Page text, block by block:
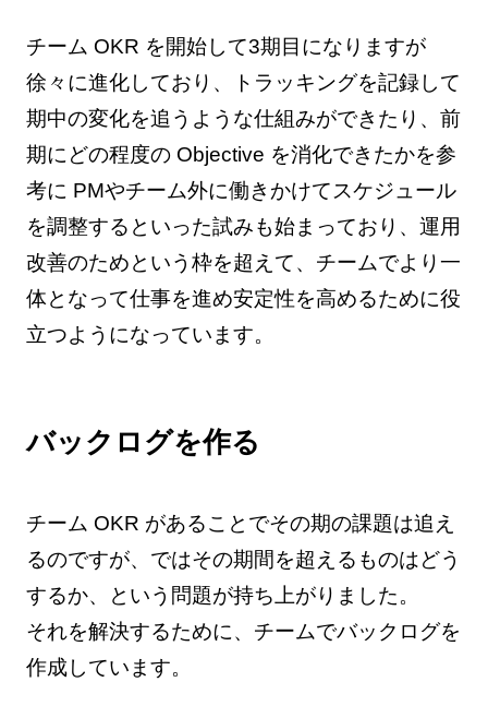
チーム OKR を開始して3期目になりますが
徐々に進化しており、トラッキングを記録して
期中の変化を追うような仕組みができたり、前
期にどの程度の Objective を消化できたかを参
考に PMやチーム外に働きかけてスケジュール
を調整するといった試みも始まっており、運用
改善のためという枠を超えて、チームでより一
体となって仕事を進め安定性を高めるために役
立つようになっています。
バックログを作る
チーム OKR があることでその期の課題は追え
るのですが、ではその期間を超えるものはどう
するか、という問題が持ち上がりました。
それを解決するために、チームでバックログを
作成しています。